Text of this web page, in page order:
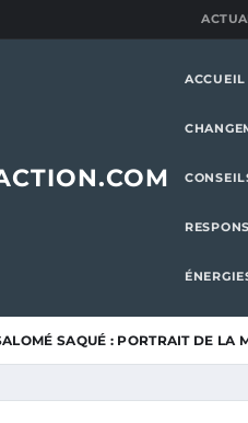
ACCUEIL
SAQUÉ : PORTRAIT DE LA